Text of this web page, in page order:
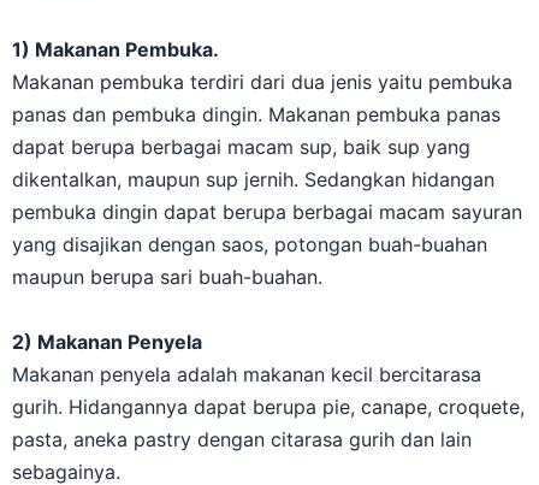
1) Makanan Pembuka.
Makanan pembuka terdiri dari dua jenis yaitu pembuka
panas dan pembuka dingin. Makanan pembuka panas
dapat berupa berbagai macam sup, baik sup yang
dikentalkan, maupun sup jernih. Sedangkan hidangan
pembuka dingin dapat berupa berbagai macam sayuran
yang disajikan dengan saos, potongan buah-buahan
maupun berupa sari buah-buahan.
2) Makanan Penyela
Makanan penyela adalah makanan kecil bercitarasa
gurih. Hidangannya dapat berupa pie, canape, croquete,
pasta, aneka pastry dengan citarasa gurih dan lain
sebagainya.